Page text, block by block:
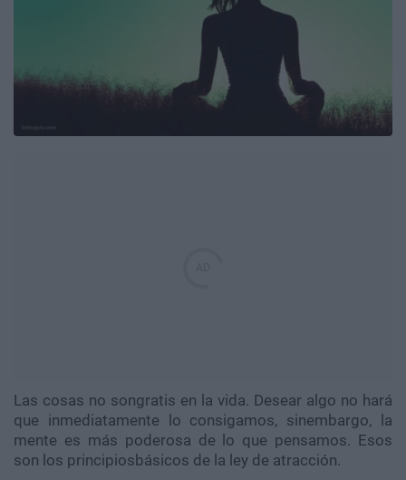
Las cosas no songratis en la vida. Desear algo no hará
que inmediatamente lo consigamos, sinembargo, la
mente es más poderosa de lo que pensamos. Esos
son los principiosbásicos de la ley de atracción.